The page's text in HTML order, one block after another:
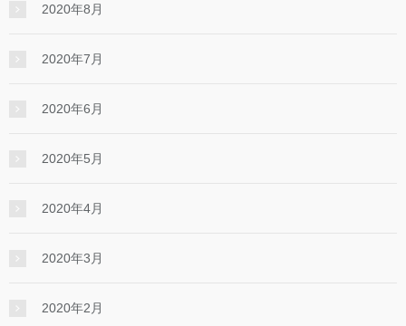
2020年8月
2020年7月
2020年6月
2020年5月
2020年4月
2020年3月
2020年2月